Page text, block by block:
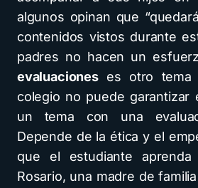
algunos opinan que
contenidos vistos durante
padres no hacen un
evaluacioneses otro tema
colegio no puede garantizar
un tema con una
Depende de la ética y el
que el estudiante aprenda
Rosario, una madre de